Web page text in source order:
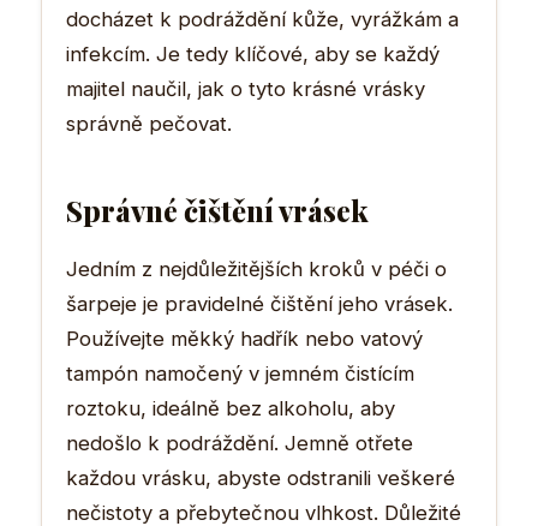
docházet k podráždění kůže, vyrážkám a
infekcím. Je tedy klíčové, aby se každý
majitel naučil, jak o tyto krásné vrásky
správně pečovat.
Správné čištění vrásek
Jedním z nejdůležitějších kroků v péči o
šarpeje je pravidelné čištění jeho vrásek.
Používejte měkký hadřík nebo vatový
tampón namočený v jemném čistícím
roztoku, ideálně bez alkoholu, aby
nedošlo k podráždění. Jemně otřete
každou vrásku, abyste odstranili veškeré
nečistoty a přebytečnou vlhkost. Důležité